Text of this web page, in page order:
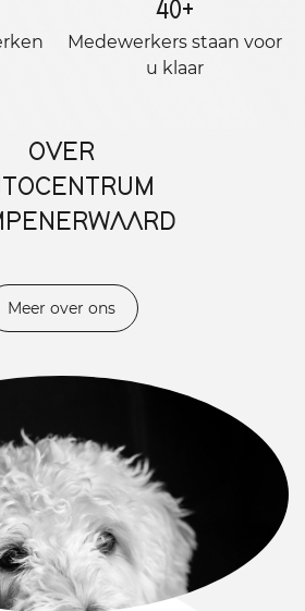
40+
Medewerkers staan ​​voor
u klaar
OVER
Meer over ons